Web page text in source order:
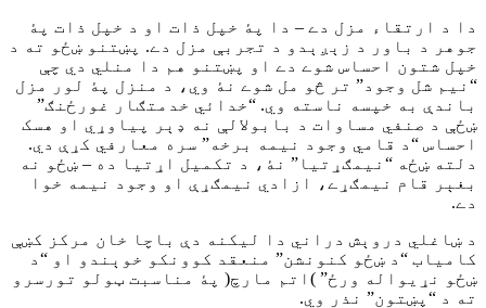
دا د ارتقاء مزل دے – دا پۀ خپل ذات او د خپل ذات پۀ
جوهر د باور د زېږېدو د تجربې مزل دے. پښتنو ښځو ته د
خپل شتون احساس شوے دے او پښتنو هم دا منلي دي چې
“نيم شل وجود” تر څو مل شوے نۀ وي، د منزل پۀ لور مزل
باندې به خپسه ناسته وي. “خدائي خدمتګار غورځنګ”
ښځې د صنفي مساوات د بابولالې نه ډېر پياوړي او هسک
احساس “د قامي وجود نيمه برخه” سره معارفي کړې دي.
دلته ښځه “نيمګړتيا” نۀ، د تکميل اړتيا ده – ښځو نه
بغېر قام نيمګړے، ازادي نيمګړې او وجود نيمه خوا
دے.
د ښاغلي دروېش دراني دا ليکنه دې باچا خان مرکز کښې
کامياب “د ښځو کنونشن” منعقد کوونکو خوېندو او “د
ښځو نړيواله ورځ” )اتم مارچ( پۀ مناسبت ټولو تورسرو
ته د “پښتون” نذر وي.